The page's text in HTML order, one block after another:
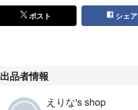
ポスト シェア
出品者情報
えりな's shop